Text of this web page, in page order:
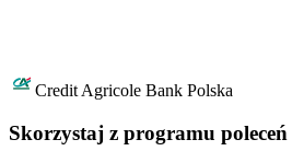
Credit Agricole Bank Polska
Skorzystaj z programu